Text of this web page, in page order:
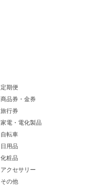
定期便
商品券・金券
旅行券
家電・電化製品
自転車
日用品
化粧品
アクセサリー
その他